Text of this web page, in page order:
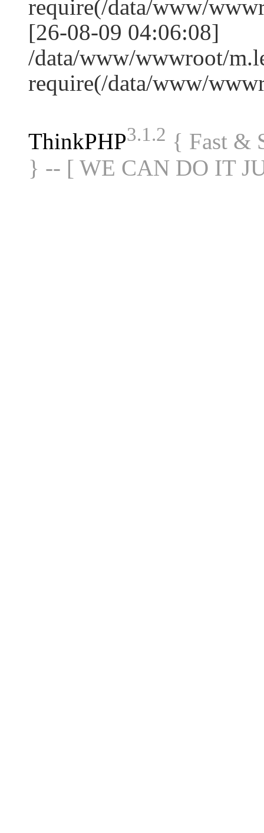
require(/data/www/
[26-08-09 04:06:08]
/data/www/wwwroot/
require(/data/www/
ThinkPHP3.1.2 { Fast &
} -- [ WE CAN DO IT